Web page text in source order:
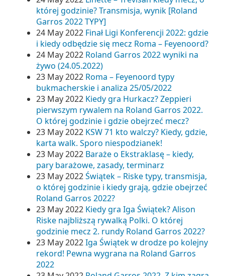
której godzinie? Transmisja, wynik [Roland
Garros 2022 TYPY]
24 May 2022 Finał Ligi Konferencji 2022: gdzie
i kiedy odbędzie się mecz Roma – Feyenoord?
24 May 2022 Roland Garros 2022 wyniki na
żywo (24.05.2022)
23 May 2022 Roma – Feyenoord typy
bukmacherskie i analiza 25/05/2022
23 May 2022 Kiedy gra Hurkacz? Zeppieri
pierwszym rywalem na Roland Garros 2022.
O której godzinie i gdzie obejrzeć mecz?
23 May 2022 KSW 71 kto walczy? Kiedy, gdzie,
karta walk. Sporo niespodzianek!
23 May 2022 Baraże o Ekstraklasę – kiedy,
pary barażowe, zasady, terminarz
23 May 2022Świątek – Riske typy, transmisja,
o której godzinie i kiedy grają, gdzie obejrzeć
Roland Garros 2022?
23 May 2022 Kiedy gra Iga Świątek? Alison
Riske najbliższą rywalką Polki. O której
godzinie mecz 2. rundy Roland Garros 2022?
23 May 2022Iga Świątek w drodze po kolejny
rekord! Pewna wygrana na Roland Garros
2022